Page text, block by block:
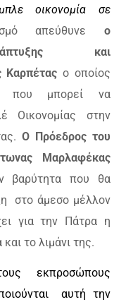
οικονομία σε
απεύθυνε ο
και
Καρπέτας ο οποίος
που μπορεί να
Οικονομίας στην
Ο Πρόεδρος του
Μαρλαφέκας
βαρύτητα που θα
στο άμεσο μέλλον
για την Πάτρα η
το λιμάνι της.
εκπροσώπους
αυτή την